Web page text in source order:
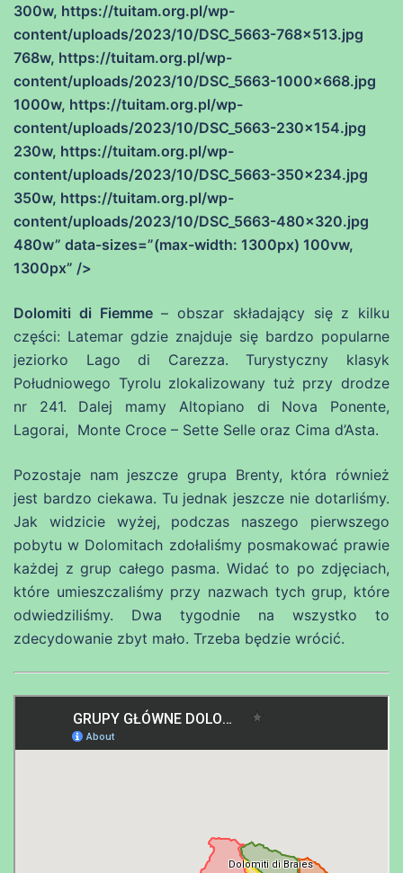
300w, https://tuitam.org.pl/wp-
content/uploads/2023/10/DSC_5663-768×513.jpg
768w, https://tuitam.org.pl/wp-
content/uploads/2023/10/DSC_5663-1000×668.jpg
1000w, https://tuitam.org.pl/wp-
content/uploads/2023/10/DSC_5663-230×154.jpg
230w, https://tuitam.org.pl/wp-
content/uploads/2023/10/DSC_5663-350×234.jpg
350w, https://tuitam.org.pl/wp-
content/uploads/2023/10/DSC_5663-480×320.jpg
480w” data-sizes=”(max-width: 1300px) 100vw,
1300px” />
Dolomiti di Fiemme– obszar składający się z kilku
części: Latemar gdzie znajduje się bardzo popularne
jeziorko Lago di Carezza. Turystyczny klasyk
Południowego Tyrolu zlokalizowany tuż przy drodze
nr 241. Dalej mamy Altopiano di Nova Ponente,
Lagorai, Monte Croce – Sette Selle oraz Cima d’Asta.
Pozostaje nam jeszcze grupa Brenty, która również
jest bardzo ciekawa. Tu jednak jeszcze nie dotarliśmy.
Jak widzicie wyżej, podczas naszego pierwszego
pobytu w Dolomitach zdołaliśmy posmakować prawie
każdej z grup całego pasma. Widać to po zdjęciach,
które umieszczaliśmy przy nazwach tych grup, które
odwiedziliśmy. Dwa tygodnie na wszystko to
zdecydowanie zbyt mało. Trzeba będzie wrócić.